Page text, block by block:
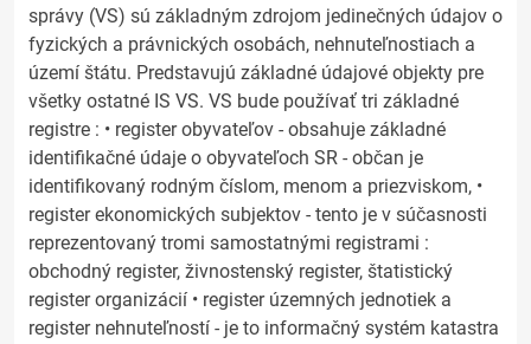
správy (VS) sú základným zdrojom jedinečných údajov o
fyzických a právnických osobách, nehnuteľnostiach a
území štátu. Predstavujú základné údajové objekty pre
všetky ostatné IS VS. VS bude používať tri základné
registre : • register obyvateľov - obsahuje základné
identifikačné údaje o obyvateľoch SR - občan je
identifikovaný rodným číslom, menom a priezviskom, •
register ekonomických subjektov - tento je v súčasnosti
reprezentovaný tromi samostatnými registrami :
obchodný register, živnostenský register, štatistický
register organizácií • register územných jednotiek a
register nehnuteľností - je to informačný systém katastra